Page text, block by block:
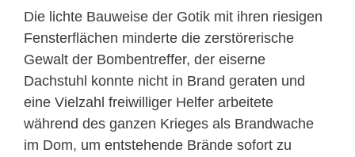
Die lichte Bauweise der Gotik mit ihren riesigen
Fensterflächen minderte die zerstörerische
Gewalt der Bombentreffer, der eiserne
Dachstuhl konnte nicht in Brand geraten und
eine Vielzahl freiwilliger Helfer arbeitete
während des ganzen Krieges als Brandwache
im Dom, um entstehende Brände sofort zu